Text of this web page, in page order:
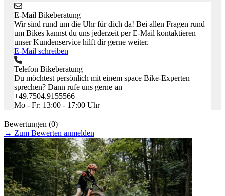
E-Mail Bikeberatung
Wir sind rund um die Uhr für dich da! Bei allen Fragen rund
um Bikes kannst du uns jederzeit per E-Mail kontaktieren –
unser Kundenservice hilft dir gerne weiter.
E-Mail schreiben
Telefon Bikeberatung
Du möchtest persönlich mit einem space Bike-Experten
sprechen? Dann rufe uns gerne an
+49.7504.9155566
Mo - Fr: 13:00 - 17:00 Uhr
Bewertungen (0)
→ Zum Bewerten anmelden